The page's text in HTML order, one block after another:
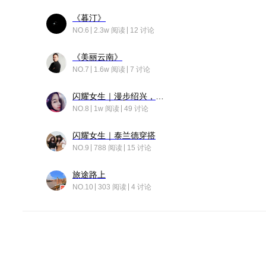
《暮汀》
NO.6 2.3w 阅读 12 讨论
《美丽云南》
NO.7 1.6w 阅读 7 讨论
NO.8 1w 阅读 49 讨论
闪耀女生｜泰兰德穿搭
NO.9 788 阅读 15 讨论
旅途路上
NO.10 303 阅读 4 讨论